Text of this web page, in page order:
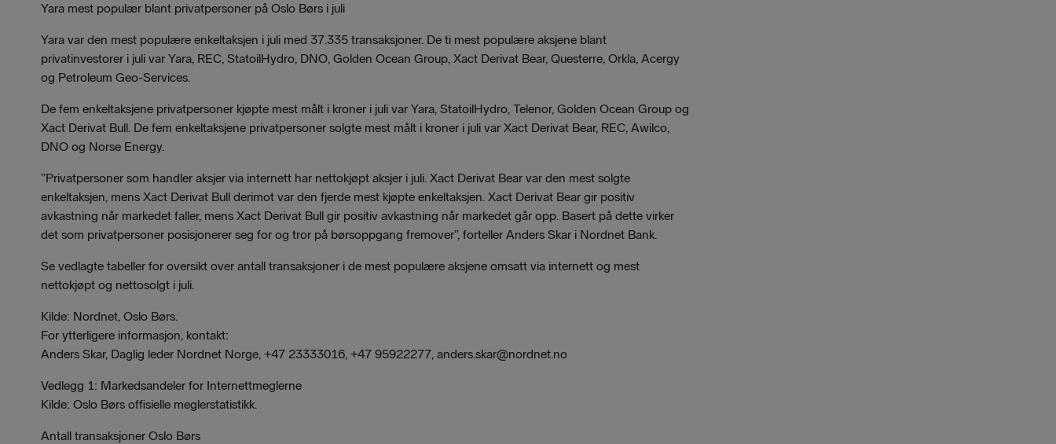
Yara mest populær blant privatpersoner på Oslo Børs i juli
Yara var den mest populære enkeltaksjen i juli med 37.335 transaksjoner. De ti mest populære aksjene blant
privatinvestorer i juli var Yara, REC, StatoilHydro, DNO, Golden Ocean Group, Xact Derivat Bear, Questerre, Orkla, Acergy
og Petroleum Geo-Services.
De fem enkeltaksjene privatpersoner kjøpte mest målt i kroner i juli var Yara, StatoilHydro, Telenor, Golden Ocean Group og
Xact Derivat Bull. De fem enkeltaksjene privatpersoner solgte mest målt i kroner i juli var Xact Derivat Bear, REC, Awilco,
DNO og Norse Energy.
”Privatpersoner som handler aksjer via internett har nettokjøpt aksjer i juli. Xact Derivat Bear var den mest solgte
enkeltaksjen, mens Xact Derivat Bull derimot var den fjerde mest kjøpte enkeltaksjen. Xact Derivat Bear gir positiv
avkastning når markedet faller, mens Xact Derivat Bull gir positiv avkastning når markedet går opp. Basert på dette virker
det som privatpersoner posisjonerer seg for og tror på børsoppgang fremover”, forteller Anders Skar i Nordnet Bank.
Se vedlagte tabeller for oversikt over antall transaksjoner i de mest populære aksjene omsatt via internett og mest
nettokjøpt og nettosolgt i juli.
Kilde: Nordnet, Oslo Børs.
For ytterligere informasjon, kontakt:
Anders Skar, Daglig leder Nordnet Norge, +47 23333016, +47 95922277, anders.skar@nordnet.no
Vedlegg 1: Markedsandeler for Internettmeglerne
Kilde: Oslo Børs offisielle meglerstatistikk.
Antall transaksjoner Oslo Børs